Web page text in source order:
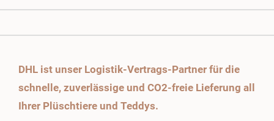
DHL ist unser Logistik-Vertrags-Partner für die
schnelle, zuverlässige und CO2-freie Lieferung all
Ihrer Plüschtiere und Teddys.